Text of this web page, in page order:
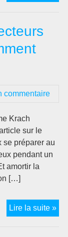
commentaire
Krach
sur le
se préparer au
pendant un
amortir la
[…]
Lire la suite »